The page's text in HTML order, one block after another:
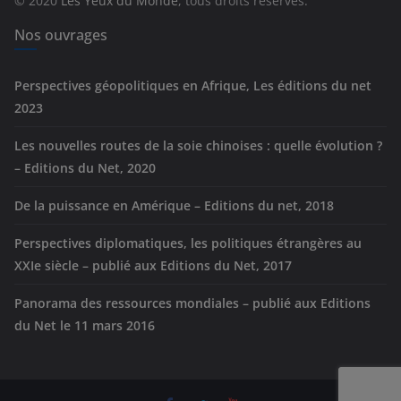
e
s
Nos ouvrages
Perspectives géopolitiques en Afrique, Les éditions du net
2023
Les nouvelles routes de la soie chinoises : quelle évolution ?
– Editions du Net, 2020
De la puissance en Amérique – Editions du net, 2018
Perspectives diplomatiques, les politiques étrangères au
XXIe siècle – publié aux Editions du Net, 2017
Panorama des ressources mondiales – publié aux Editions
du Net le 11 mars 2016